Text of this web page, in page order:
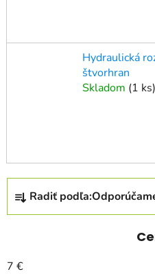
Hydraulická
štvorhran
Skladom (1 ks)
R
a
d
n
Radiť podľa:
7 €